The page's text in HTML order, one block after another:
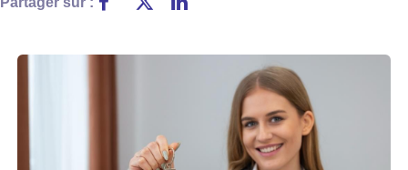
NOTRE AGENCE